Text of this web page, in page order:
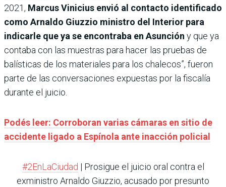
2021, Marcus Vinicius envió al contacto identificado
como Arnaldo Giuzzio ministro del Interior para
indicarle que ya se encontraba en Asunción y que ya
contaba con las muestras para hacer las pruebas de
balísticas de los materiales para los chalecos”, fueron
parte de las conversaciones expuestas por la fiscalía
durante el juicio.
Podés leer: Corroboran varias cámaras en sitio de
accidente ligado a Espínola ante inacción policial
#2EnLaCiudad | Prosigue el juicio oral contra el
exministro Arnaldo Giuzzio, acusado por presunto